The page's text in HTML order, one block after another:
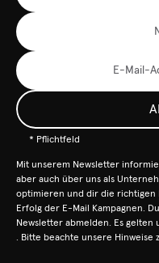
* Pflichtfeld
Mit unserem Newsletter
aber auch über uns als
optimieren und dir die richtigen
Erfolg der E-Mail Kampagnen.
Newsletter abmelden. Es gelten
. Bitte beachte unsere Hinweise